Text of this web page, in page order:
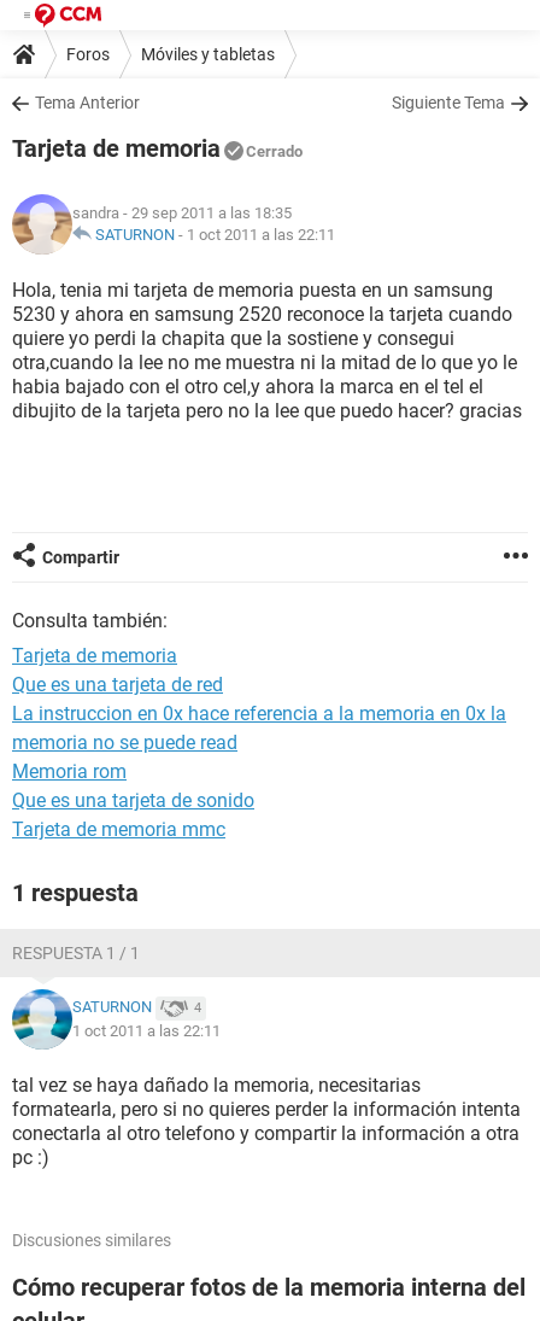
Foros Móviles y tabletas
Tema Anterior Siguiente Tema
Tarjeta de memoria Cerrado
sandra - 29 sep 2011 a las 18:35
SATURNON - 1 oct 2011 a las 22:11
Hola, tenia mi tarjeta de memoria puesta en un samsung
5230 y ahora en samsung 2520 reconoce la tarjeta cuando
quiere yo perdi la chapita que la sostiene y consegui
otra,cuando la lee no me muestra ni la mitad de lo que yo le
habia bajado con el otro cel,y ahora la marca en el tel el
dibujito de la tarjeta pero no la lee que puedo hacer? gracias
Compartir
Consulta también:
Tarjeta de memoria
Que es una tarjeta de red
La instruccion en 0x hace referencia a la memoria en 0x la
memoria no se puede read
Memoria rom
Que es una tarjeta de sonido
Tarjeta de memoria mmc
1 respuesta
RESPUESTA 1 / 1
SATURNON 4
1 oct 2011 a las 22:11
tal vez se haya dañado la memoria, necesitarias
formatearla, pero si no quieres perder la información intenta
conectarla al otro telefono y compartir la información a otra
pc :)
Discusiones similares
Cómo recuperar fotos de la memoria interna del